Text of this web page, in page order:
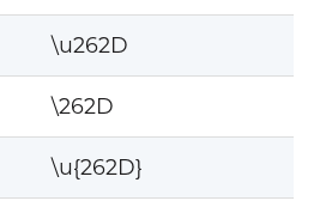
\u262D
\262D
\u{262D}